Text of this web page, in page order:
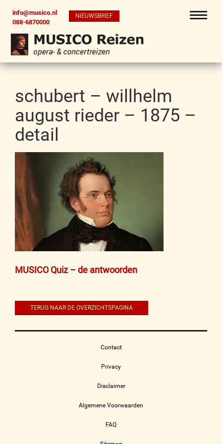
info@musico.nl
088-6870000
NIEUWSBRIEF
schubert – willhelm
august rieder – 1875 –
detail
Bericht
MUSICO Quiz – de antwoorden
TERUG NAAR DE OVERZICHTSPAGINA
Contact
Privacy
Disclaimer
Algemene Voorwaarden
FAQ